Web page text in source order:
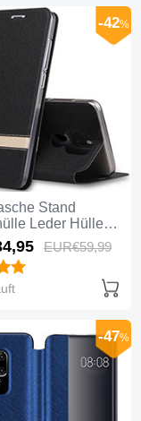
Stand
Leder Hülle
Mate 20
-42%
95 EUR€59,99
-47%